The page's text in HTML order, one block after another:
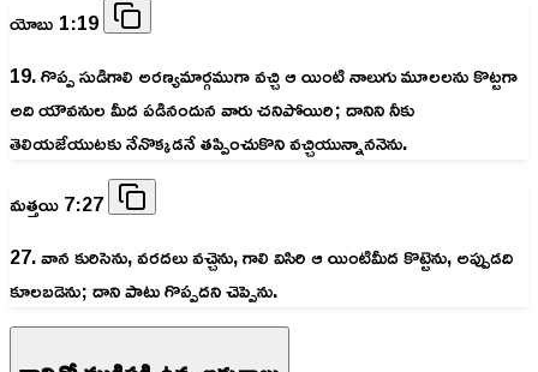
యోబు 1:19
19. గొప్ప సుడిగాలి అరణ్యమార్గముగా వచ్చి ఆ యింటి నాలుగు మూలలను కొట్టగా
అది యౌవనుల మీద పడినందున వారు చనిపోయిరి; దానిని నీకు
తెలియజేయుటకు నేనొక్కడనే తప్పించుకొని వచ్చియున్నాననెను.
మత్తయి 7:27
27. వాన కురిసెను, వరదలు వచ్చెను, గాలి విసిరి ఆ యింటిమీద కొట్టెను, అప్పుడది
కూలబడెను; దాని పాటు గొప్పదని చెప్పెను.